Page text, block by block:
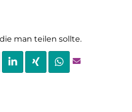
man teilen sollte.